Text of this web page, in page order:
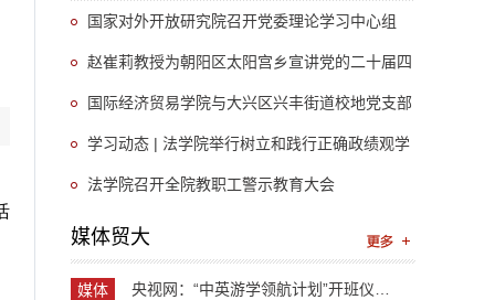
国家对外开放研究院召开党委理论学习中心组
（扩大）会议
赵崔莉教授为朝阳区太阳宫乡宣讲党的二十届四
中全会精神
国际经济贸易学院与大兴区兴丰街道校地党支部
开展共建调研活动
学习动态 | 法学院举行树立和践行正确政绩观学
习教育读书班暨党委理论中心组学习
法学院召开全院教职工警示教育大会
媒体贸大
媒体